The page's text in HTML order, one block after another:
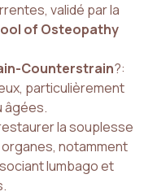
validé par la
of Osteopathy
Counterstrain?:
particulièrement
âgées.
la souplesse
notamment
lumbago et